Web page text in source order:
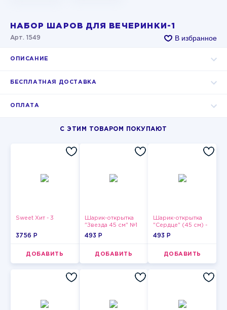
НАБОР ШАРОВ ДЛЯ ВЕЧЕРИНКИ-1
Арт. 1549 В избранное
ОПИСАНИЕ
БЕСПЛАТНАЯ ДОСТАВКА
ОПЛАТА
С ЭТИМ ТОВАРОМ ПОКУПАЮТ
Sweet Хит - 3
3756 P
ДОБАВИТЬ
Шарик-открытка
"Звезда 45 см" №1
493 P
ДОБАВИТЬ
Шарик-открытка
"Сердце" (45 см) -
2
493 P
ДОБАВИТЬ